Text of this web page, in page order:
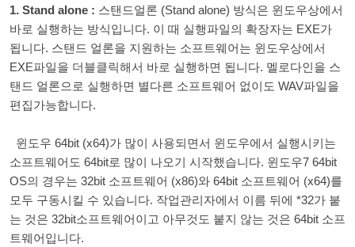
1. Stand alone : 스탠드얼론 (Stand alone) 방식은 윈도우상에서
바로 실행하는 방식입니다. 이 때 실행파일의 확장자는 EXE가
됩니다. 스탠드 얼론을 지원하는 소프트웨어는 윈도우상에서
EXE파일을 더블클릭해서 바로 실행하면 됩니다. 멜로다인을 스
탠드 얼론으로 실행하면 별다른 소프트웨어 없이도 WAV파일을
편집가능합니다.
윈도우 64bit (x64)가 많이 사용되면서 윈도우에서 실행시키는
소프트웨어도 64bit로 많이 나오기 시작했습니다. 윈도우7 64bit
OS의 경우는 32bit 소프트웨어 (x86)와 64bit 소프트웨어 (x64)를
모두 구동시킬 수 있습니다. 작업관리자에서 이름 뒤에 *32가 붙
는 것은 32bit소프트웨어이고 아무것도 붙지 않는 것은 64bit 소프
트웨어입니다.